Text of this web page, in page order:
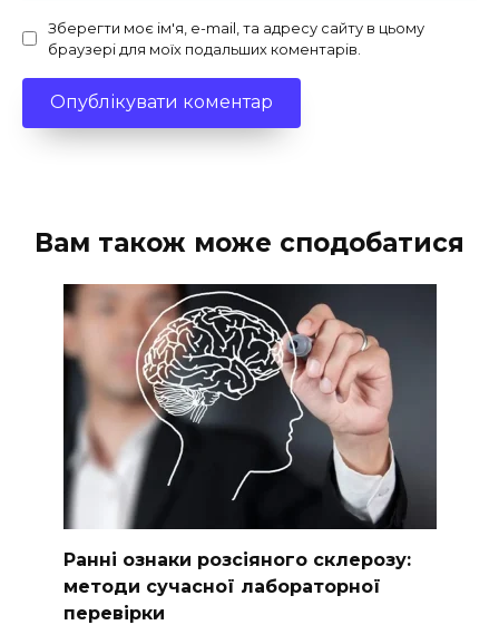
Зберегти моє ім'я, e-mail, та адресу сайту в цьому
браузері для моїх подальших коментарів.
Вам також може сподобатися
Ранні ознаки розсіяного склерозу:
методи сучасної лабораторної
перевірки